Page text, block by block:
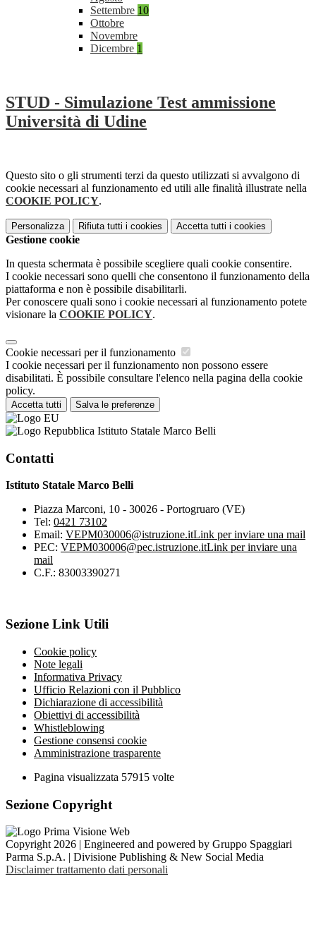
Settembre 10
Ottobre
Novembre
Dicembre 1
STUD - Simulazione Test ammissione
Università di Udine
Questo sito o gli strumenti terzi da questo utilizzati si avvalgono di
cookie necessari al funzionamento ed utili alle finalità illustrate nella
COOKIE POLICY.
Personalizza Rifiuta tutti i cookies Accetta tutti i cookies
Gestione cookie
In questa schermata è possibile scegliere quali cookie consentire.
I cookie necessari sono quelli che consentono il funzionamento della
piattaforma e non è possibile disabilitarli.
Per conoscere quali sono i cookie necessari al funzionamento potete
visionare la COOKIE POLICY.
Cookie necessari per il funzionamento
I cookie necessari per il funzionamento non possono essere
disabilitati. È possibile consultare l'elenco nella pagina della cookie
policy.
Accetta tutti Salva le preferenze
Istituto Statale Marco Belli
Contatti
Istituto Statale Marco Belli
Piazza Marconi, 10 - 30026 - Portogruaro (VE)
Tel: 0421 73102
Email: VEPM030006@istruzione.itLink per inviare una mail
PEC: VEPM030006@pec.istruzione.itLink per inviare una
mail
C.F.: 83003390271
Sezione Link Utili
Cookie policy
Note legali
Informativa Privacy
Ufficio Relazioni con il Pubblico
Dichiarazione di accessibilità
Obiettivi di accessibilità
Whistleblowing
Gestione consensi cookie
Amministrazione trasparente
Pagina visualizzata 57915 volte
Sezione Copyright
Copyright 2026 | Engineered and powered by Gruppo Spaggiari
Parma S.p.A. | Divisione Publishing & New Social Media
Disclaimer trattamento dati personali